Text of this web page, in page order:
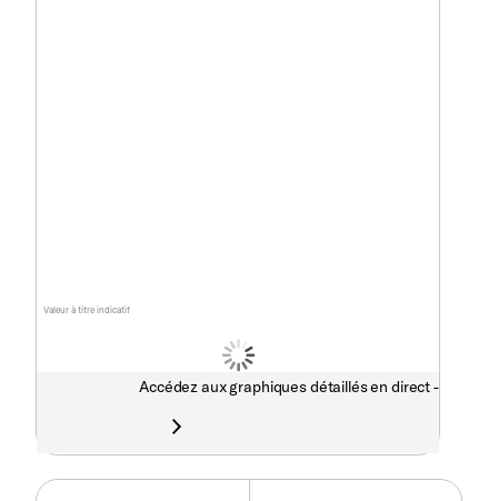
Valeur à titre indicatif
Accédez aux graphiques détaillés en direct -